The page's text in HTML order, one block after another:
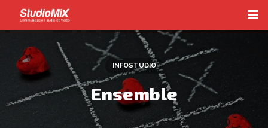
Radio
Téléphonie Ensemble
INFOSTUDIO